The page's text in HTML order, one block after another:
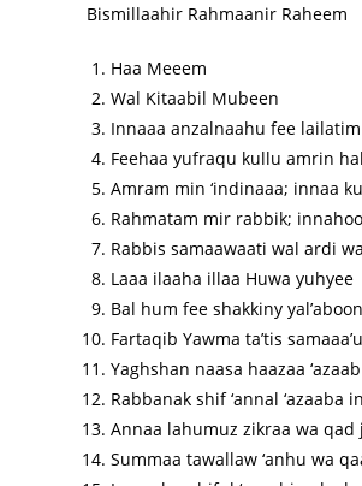
Bismillaahir Rahmaanir Raheem
Haa Meeem
Wal Kitaabil Mubeen
Innaaa anzalnaahu fee
Feehaa yufraqu kullu amrin
Amram min ‘indinaaa; innaa
Rahmatam mir rabbik; innahoo
Rabbis samaawaati wal ardi
Laaa ilaaha illaa Huwa
Bal hum fee shakkiny yal’aboon
Fartaqib Yawma ta’tis
Yaghshan naasa haazaa
Rabbanak shif ‘annal ‘azaaba
Annaa lahumuz zikraa wa qad
Summaa tawallaw ‘anhu wa